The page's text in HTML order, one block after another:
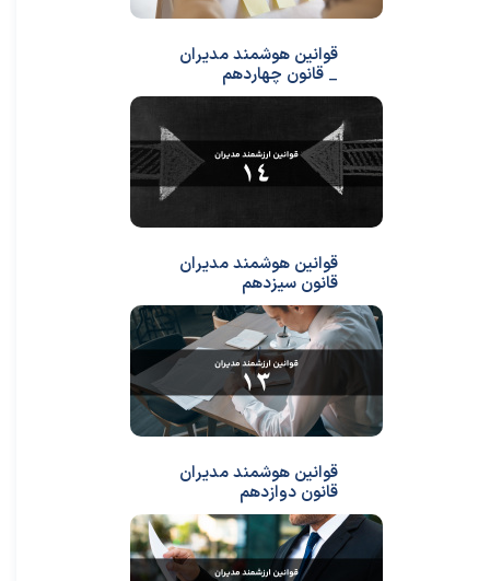
قوانین هوشمند مدیران
_ قانون چهاردهم
قوانین هوشمند مدیران
قانون سیزدهم
قوانین هوشمند مدیران
قانون دوازدهم